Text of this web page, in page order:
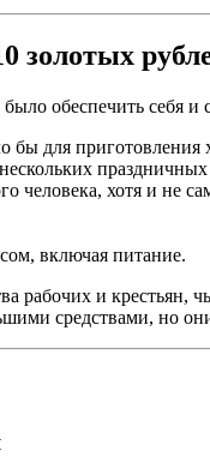
золотых
обеспечить себя
для приготовления
праздничных
хотя и не
включая питание.
и крестьян,
средствами, но